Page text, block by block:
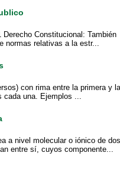
Constitucional: También
normas relativas a la estr...
con rima entre la primera y la
cada una. Ejemplos ...
a nivel molecular o iónico de dos
entre sí, cuyos componente...